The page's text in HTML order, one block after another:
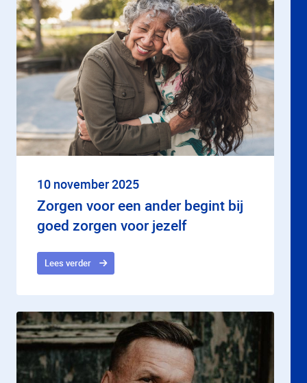
10 november 2025
Zorgen voor een ander begint bij
goed zorgen voor jezelf
Lees verder